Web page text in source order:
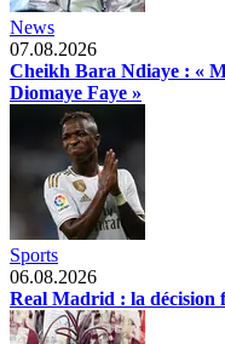
News
07.08.2026
Cheikh Bara Ndiaye : «
Diomaye Faye »
Sports
06.08.2026
Real Madrid : la décision